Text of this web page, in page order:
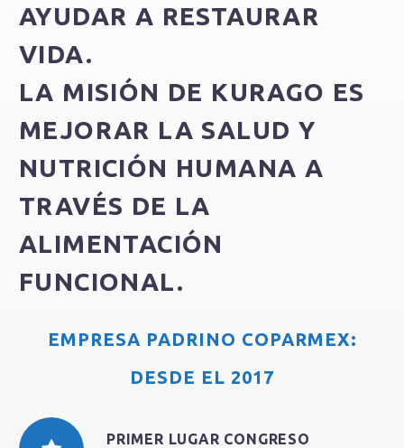
AYUDAR A RESTAURAR
VIDA.
LA MISIÓN DE KURAGO ES
MEJORAR LA SALUD Y
NUTRICIÓN HUMANA A
TRAVÉS DE LA
ALIMENTACIÓN
FUNCIONAL.
EMPRESA PADRINO COPARMEX:
DESDE EL 2017
PRIMER LUGAR CONGRESO